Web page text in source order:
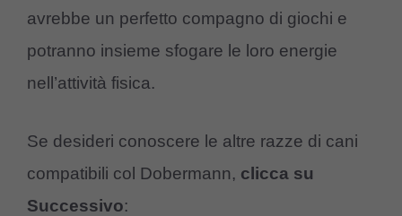
avrebbe un perfetto compagno di giochi e
potranno insieme sfogare le loro energie
nell’attività fisica.
Se desideri conoscere le altre razze di cani
compatibili col Dobermann, clicca su
Successivo: